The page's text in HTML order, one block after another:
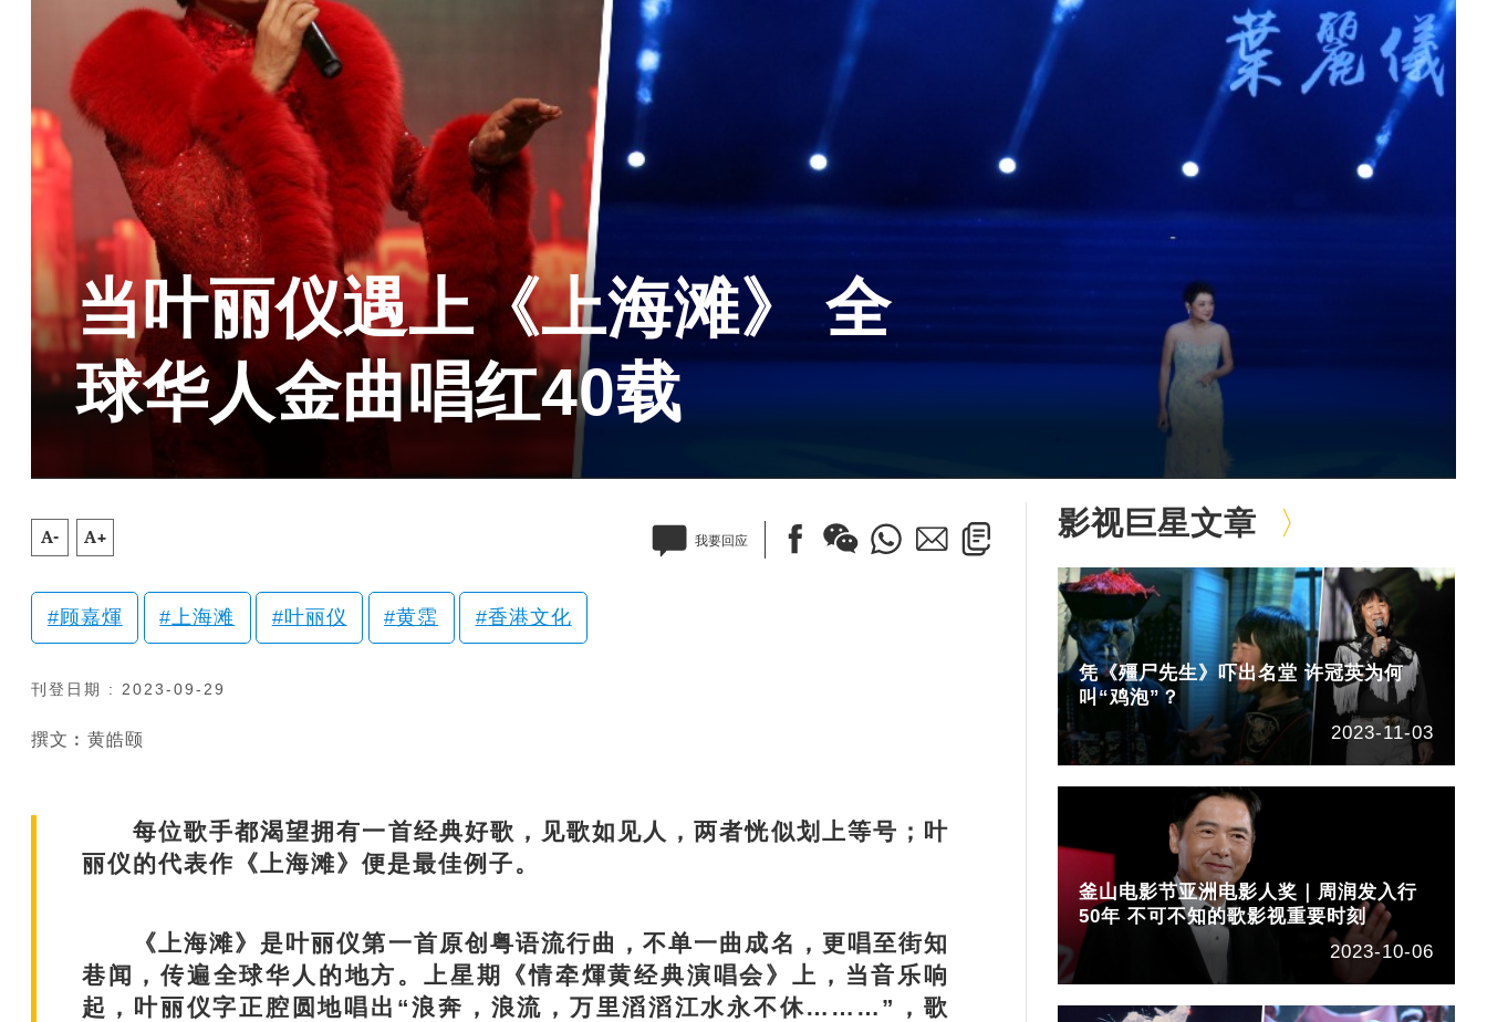
当叶丽仪遇上《上海滩》 全
球华人金曲唱红40载
A- A+ 我要回应
顾嘉煇 上海滩 叶丽仪 黄霑 香港文化
刊登日期 : 2023-09-29
撰文︰黄皓颐
每位歌手都渴望拥有一首经典好歌，见歌如见人，两者恍似划上等号；叶
丽仪的代表作《上海滩》便是最佳例子。
《上海滩》是叶丽仪第一首原创粤语流行曲，不单一曲成名，更唱至街知
巷闻，传遍全球华人的地方。上星期《情牵煇黄经典演唱会》上，当音乐响
起，叶丽仪字正腔圆地唱出“浪奔，浪流，万里滔滔江水永不休………”，歌
影视巨星文章
凭《殭尸先生》吓出名堂 许冠英为何
叫“鸡泡”？
2023-11-03
釜山电影节亚洲电影人奖｜周润发入行
50年 不可不知的歌影视重要时刻
2023-10-06